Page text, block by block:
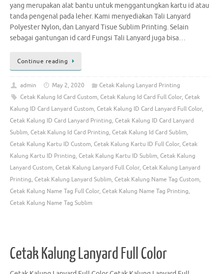
yang merupakan alat bantu untuk menggantungkan kartu id atau
tanda pengenal pada leher. Kami menyediakan Tali Lanyard
Polyester Nylon, dan Lanyard Tisue Sublim Printing. Selain
sebagai gantungan id card Fungsi Tali Lanyard juga bisa…
Continue reading
admin May 2, 2020
Cetak Kalung Lanyard Printing
Cetak Kalung Id Card Custom, Cetak Kalung Id Card Full Color, Cetak
Kalung ID Card Lanyard Custom, Cetak Kalung ID Card Lanyard Full Color,
Cetak Kalung ID Card Lanyard Printing, Cetak Kalung ID Card Lanyard
Sublim, Cetak Kalung Id Card Printing, Cetak Kalung Id Card Sublim,
Cetak Kalung Kartu ID Custom, Cetak Kalung Kartu ID Full Color, Cetak
Kalung Kartu ID Printing, Cetak Kalung Kartu ID Sublim, Cetak Kalung
Lanyard Custom, Cetak Kalung Lanyard Full Color, Cetak Kalung Lanyard
Printing, Cetak Kalung Lanyard Sublim, Cetak Kalung Name Tag Custom,
Cetak Kalung Name Tag Full Color, Cetak Kalung Name Tag Printing,
Cetak Kalung Name Tag Sublim
Cetak Kalung Lanyard Full Color